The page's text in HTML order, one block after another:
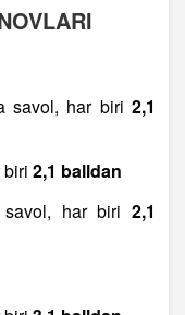
savol, har biri2,1
2,1 balldan
har biri 2,1